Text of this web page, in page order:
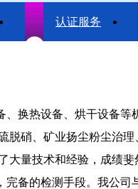
认证服务
换热设备、烘干设备等
硝、矿业扬尘粉尘治
量技术和经验，成绩斐
备的检测手段。我公司